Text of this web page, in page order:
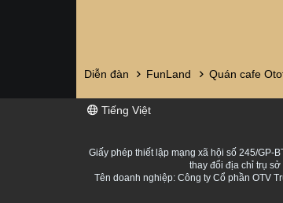
Diễn đàn FunLand Quán cafe
Tiếng Việt
Giấy phép thiết lập mạng xã hội số 245/GP-
thay đổi địa chỉ trụ
Tên doanh nghiệp: Công ty Cổ phần OTV